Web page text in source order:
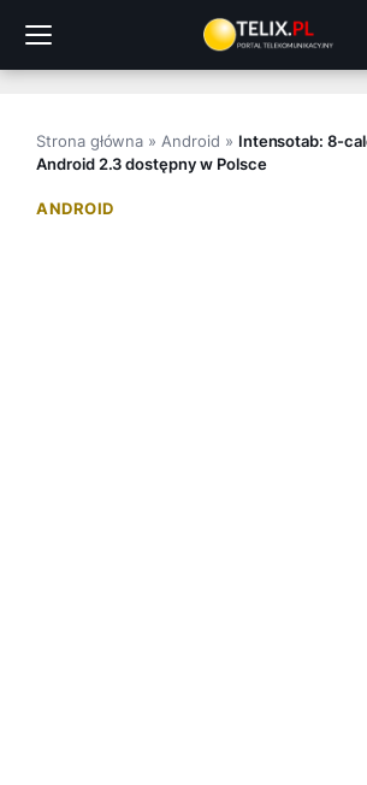
treści
Strona główna » Android » Intensotab: 8-
Android 2.3 dostępny w Polsce
ANDROID